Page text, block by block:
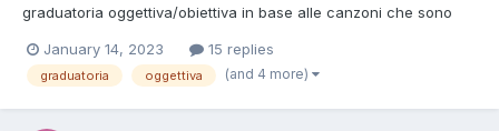
graduatoria oggettiva/obiettiva in base alle canzoni che sono
tipo la Deejay Parade a quelle della Djp.It tipo Norman Chart.
Grande ambizione quella di voler dare un resocon...
January 14, 2023 15 replies
graduatoria oggettiva (and 4 more)